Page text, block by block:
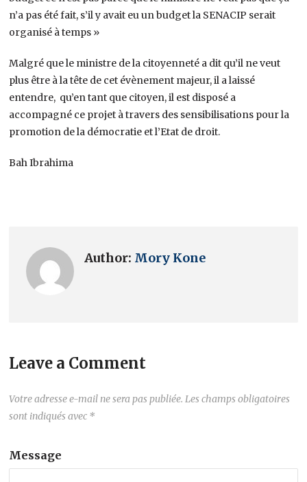
n’a pas été fait, s’il y avait eu un budget la SENACIP serait
organisé à temps »
Malgré que le ministre de la citoyenneté a dit qu’il ne veut
plus être à la tête de cet évènement majeur, il a laissé
entendre, qu’en tant que citoyen, il est disposé a
accompagné ce projet à travers des sensibilisations pour la
promotion de la démocratie et l’Etat de droit.
Bah Ibrahima
Author: Mory Kone
Leave a Comment
Votre adresse e-mail ne sera pas publiée. Les champs obligatoires
sont indiqués avec *
Message